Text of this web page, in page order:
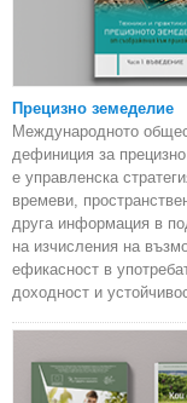
Прецизно земеделие
Международното
дефиниция за
е управленска
времеви,
друга информация в
на изчисления на
ефикасност в
доходност и